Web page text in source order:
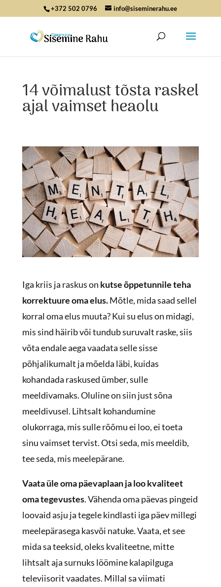
+372 502 0796 info@siseminerahu.ee
14 võimalust tõsta raskel
ajal vaimset heaolu
Iga kriis ja raskus on kutse õppetunnile teha
korrektuure oma elus.Mõtle, mida saad sellel
korral oma elus muuta? Kui su elus on midagi,
mis sind häirib või tundub suruvalt raske, siis
võta endale aega vaadata selle sisse
põhjalikumalt ja mõelda läbi, kuidas
kohandada raskused ümber, sulle
meeldivamaks. Oluline on siin just sõna
meeldivusel. Lihtsalt kohandumine
olukorraga, mis sulle rõõmu ei loo, ei toeta
sinu vaimset tervist. Otsi seda, mis meeldib,
tee seda, mis meelepärane.
Vaata üle oma päevaplaan ja loo kvaliteet
oma tegevustes. Vähenda oma päevas pingeid
loovaid asju ja tegele kindlasti iga päev millegi
meelepärasega kasvõi natuke. Vaata, et see
mida sa teeksid, oleks kvaliteetne, mitte
lihtsalt aja surnuks löömine kalapilguga
televiisorit vaadates. Millal sa viimati